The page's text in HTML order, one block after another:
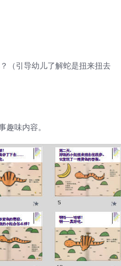
（引导幼儿了解蛇是扭来扭去
味内容。